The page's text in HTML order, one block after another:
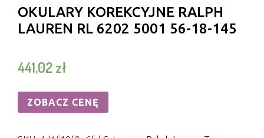
OKULARY KOREKCYJNE RALPH
LAUREN RL 6202 5001 56-18-145
441,02zł
ZOBACZ CENĘ